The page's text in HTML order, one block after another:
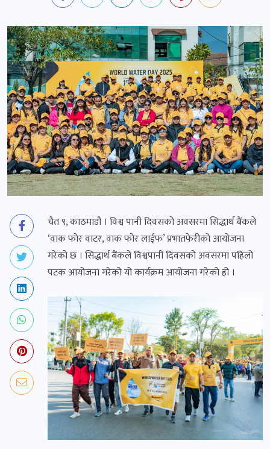
चैत ९, काठमाडौं । विश्व पानी दिवसको अवसरमा सिद्धार्थ बैंकले
‘वाक फोर वाटर, वाक फोर लाईफ’ प्रभातफेरीको आयोजना
गरेको छ । सिद्धार्थ बैंकले विश्वपानी दिवसको अवसरमा पहिलो
पटक आयोजना गरेको यो कार्यक्रम आयोजना गरेको हो ।